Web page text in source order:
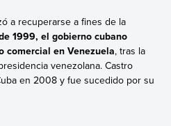
a recuperarse a fines de la
1999, el gobierno cubano
comercial en Venezuela, tras la
venezolana. Castro
en 2008 y fue sucedido por su